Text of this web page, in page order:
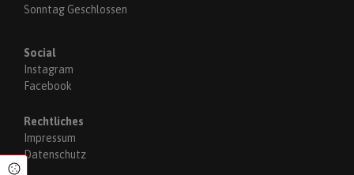
Sonntag Geschlossen
Social
Instagram
Facebook
Rechtliches
Impressum
Datenschutz